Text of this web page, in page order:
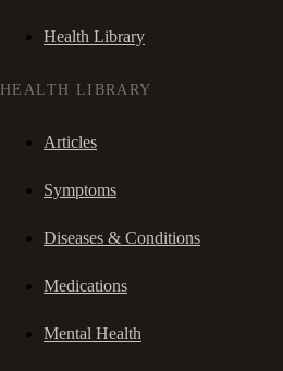
Health Library
HEALTH LIBRARY
Articles
Symptoms
Diseases & Conditions
Medications
Mental Health